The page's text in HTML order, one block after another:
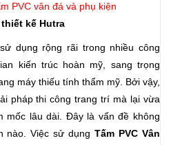
PVC vân đá và phụ kiện
kế Hutra
dụng rộng rãi trong nhiều công
kiến trúc hoàn mỹ, sang trọng
máy thiếu tính thẩm mỹ. Bởi vậy,
pháp thi công trang trí mà lại vừa
mốc lâu dài. Đây là vấn đề không
nào. Việc sử dụng Tấm PVC Vân